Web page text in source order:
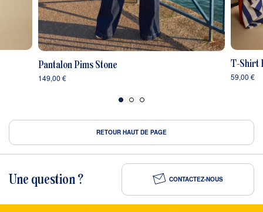
Pantalon Pims Stone
149,00 €
T-Shirt
59,00 €
RETOUR HAUT DE PAGE
Une question ? CONTACTEZ-NOUS